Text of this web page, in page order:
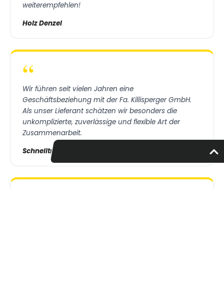
weiterempfehlen!
Holz Denzel
“
Wir führen seit vielen Jahren eine
Geschäftsbeziehung mit der Fa. Killisperger GmbH.
Als unser Lieferant schätzen wir besonders die
unkomplizierte, zuverlässige und flexible Art der
Zusammenarbeit.
Schnelltransporte Aninger